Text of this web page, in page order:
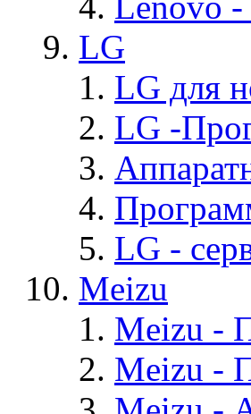
LG
LG для
LG -
LG -
Meizu
Meizu -
Meizu -